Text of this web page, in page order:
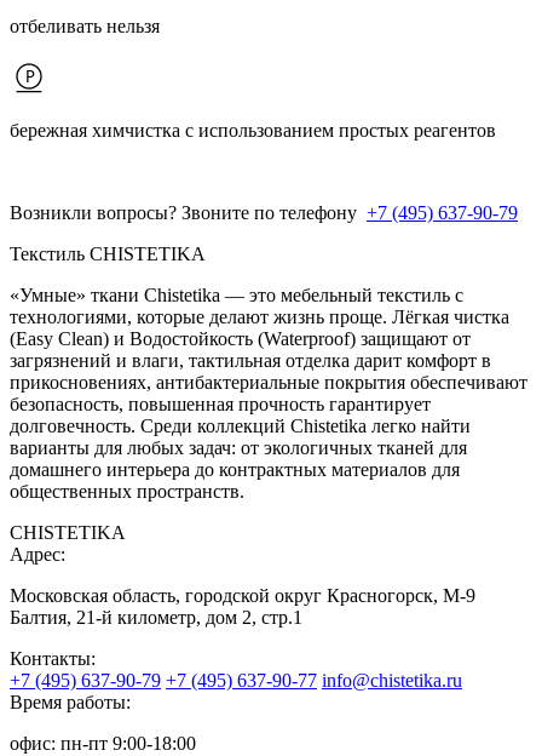
отбеливать нельзя
бережная химчистка с использованием простых реагентов
Возникли вопросы? Звоните по телефону +7 (495) 637-90-79
Текстиль CHISTETIKA
«Умные» ткани Chistetika — это мебельный текстиль с
технологиями, которые делают жизнь проще. Лёгкая чистка
(Easy Clean) и Водостойкость (Waterproof) защищают от
загрязнений и влаги, тактильная отделка дарит комфорт в
прикосновениях, антибактериальные покрытия обеспечивают
безопасность, повышенная прочность гарантирует
долговечность. Среди коллекций Chistetika легко найти
варианты для любых задач: от экологичных тканей для
домашнего интерьера до контрактных материалов для
общественных пространств.
CHISTETIKA
Адрес:
Московская область, городской округ Красногорск, М-9
Балтия, 21-й километр, дом 2, стр.1
Контакты:
+7 (495) 637-90-79 +7 (495) 637-90-77 info@chistetika.ru
Время работы:
офис: пн-пт 9:00-18:00